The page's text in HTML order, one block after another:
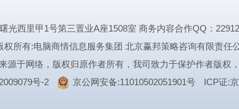
光西里甲1号第三置业A座1508室 商务内容合作QQ：
权所有:电脑商情信息服务集团 北京赢邦策略咨询有限责任
源于网络，版权归原作者所有，我司致力于保护作者版权
号-2
京公网安备:11010502051901号 ICP证: